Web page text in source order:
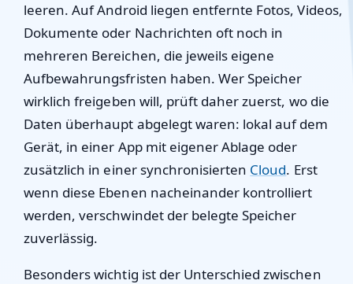
leeren. Auf Android liegen entfernte Fotos, Videos,
Dokumente oder Nachrichten oft noch in
mehreren Bereichen, die jeweils eigene
Aufbewahrungsfristen haben. Wer Speicher
wirklich freigeben will, prüft daher zuerst, wo die
Daten überhaupt abgelegt waren: lokal auf dem
Gerät, in einer App mit eigener Ablage oder
zusätzlich in einer synchronisierten Cloud. Erst
wenn diese Ebenen nacheinander kontrolliert
werden, verschwindet der belegte Speicher
zuverlässig.
Besonders wichtig ist der Unterschied zwischen